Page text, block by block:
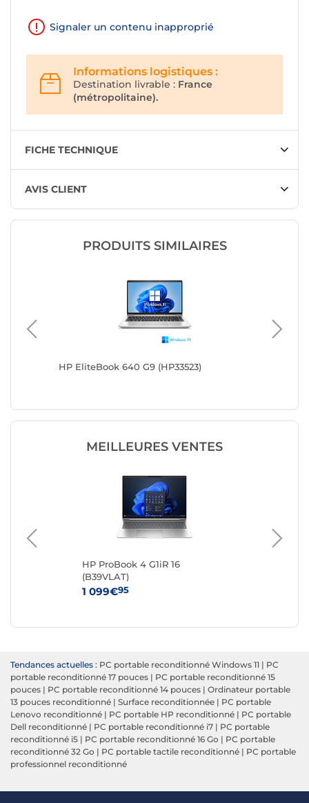
Signaler un contenu inapproprié
Informations logistiques :
Destination livrable : France
(métropolitaine).
FICHE TECHNIQUE
AVIS CLIENT
PRODUITS SIMILAIRES
HP EliteBook 640 G9 (HP33523)
MEILLEURES VENTES
HP ProBook 4 G1iR 16
(B39VLAT)
1 099€95
Tendances actuelles : PC portable reconditionné Windows 11 | PC
portable reconditionné 17 pouces | PC portable reconditionné 15
pouces | PC portable reconditionné 14 pouces | Ordinateur portable
13 pouces reconditionné | Surface reconditionnée | PC portable
Lenovo reconditionné | PC portable HP reconditionné | PC portable
Dell reconditionné | PC portable reconditionné i7 | PC portable
reconditionné i5 | PC portable reconditionné 16 Go | PC portable
reconditionné 32 Go | PC portable tactile reconditionné | PC portable
professionnel reconditionné